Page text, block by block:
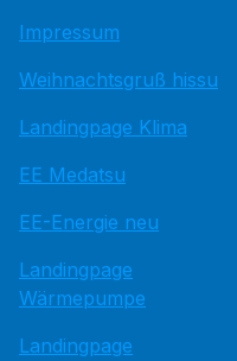
Impressum
Weihnachtsgruß hissu
Landingpage Klima
EE Medatsu
EE-Energie neu
Landingpage
Wärmepumpe
Landingpage